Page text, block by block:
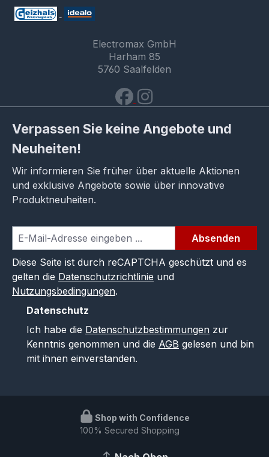
Electromax GmbH
Harham 85
5760 Saalfelden
Verpassen Sie keine Angebote und
Neuheiten!
Wir informieren Sie früher über aktuelle Aktionen
und exklusive Angebote sowie über innovative
Produktneuheiten.
Absenden
Diese Seite ist durch reCAPTCHA geschützt und es
gelten die Datenschutzrichtlinie und
Nutzungsbedingungen.
Datenschutz
Ich habe die Datenschutzbestimmungen zur
Kenntnis genommen und die AGB gelesen und bin
mit ihnen einverstanden.
Shop with Confidence
100% Secured Shopping